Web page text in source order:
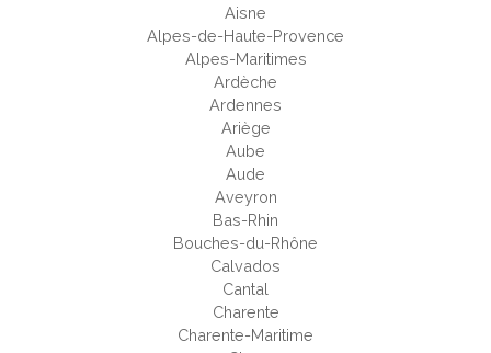
Aisne
Alpes-de-Haute-Provence
Alpes-Maritimes
Ardèche
Ardennes
Ariège
Aube
Aude
Aveyron
Bas-Rhin
Bouches-du-Rhône
Calvados
Cantal
Charente
Charente-Maritime